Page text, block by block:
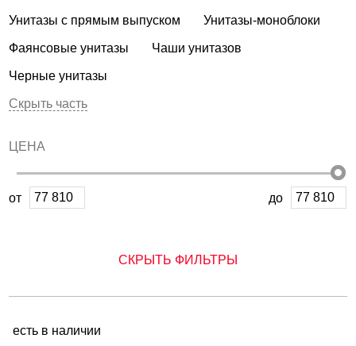
Унитазы с прямым выпуском Унитазы-моноблоки
Фаянсовые унитазы Чаши унитазов
Черные унитазы
Скрыть часть
ЦЕНА
от до
СКРЫТЬ ФИЛЬТРЫ
есть в наличии